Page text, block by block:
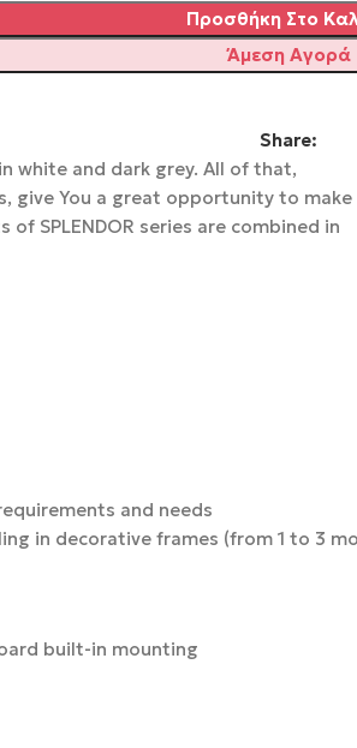
Προσθήκη Στο
Άμεση Αγορά
Share:
white and dark grey. All of that,
give You a great opportunity to make
SPLENDOR series are combined in
and needs
in decorative frames (from 1 to 3
built-in mounting